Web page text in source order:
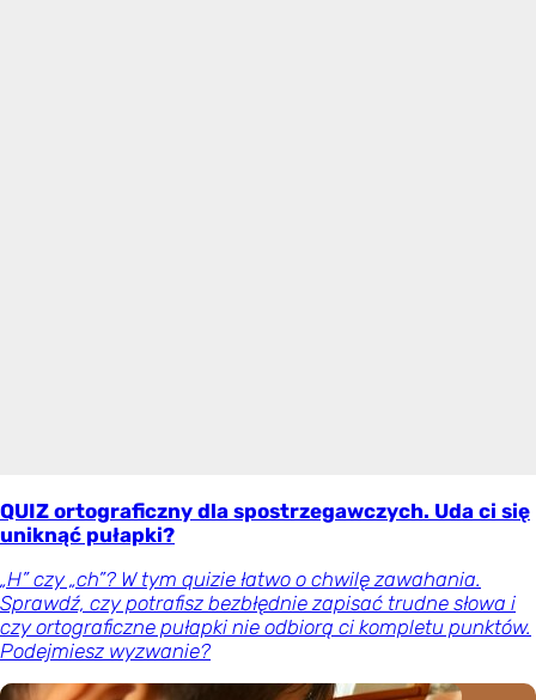
QUIZ ortograficzny dla spostrzegawczych. Uda ci się
uniknąć pułapki?
„H” czy „ch”? W tym quizie łatwo o chwilę zawahania.
Sprawdź, czy potrafisz bezbłędnie zapisać trudne słowa i
czy ortograficzne pułapki nie odbiorą ci kompletu punktów.
Podejmiesz wyzwanie?